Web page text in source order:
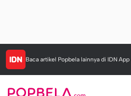
Baca artikel Popbela lainnya di IDN App